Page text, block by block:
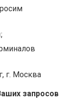
г. Москва
запросов